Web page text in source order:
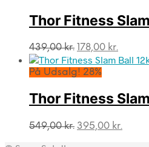
Thor Fitness
439,00kr. Den
oprindelige
pris
439,00 kr..
178,00 kr.
178,00
På Udsalg! 28%
Thor Fitness
549,00kr. Den
395,00 kr.